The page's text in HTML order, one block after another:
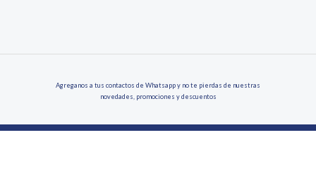
Agreganos a tus contactos de Whatsapp y no te pierdas de nuestras
novedades, promociones y descuentos